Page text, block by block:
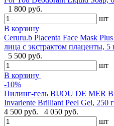
1 800 руб.
шт
В корзину
Ceruru.b Placenta Face Mask
лица с экстрактом плаценты, 5
5 500 руб.
шт
В корзину
-10%
Пилинг-гель BIJOU DE MER
Invariente Brilliant Peel Gel, 250 г
4 500 руб.
4 050 руб.
шт